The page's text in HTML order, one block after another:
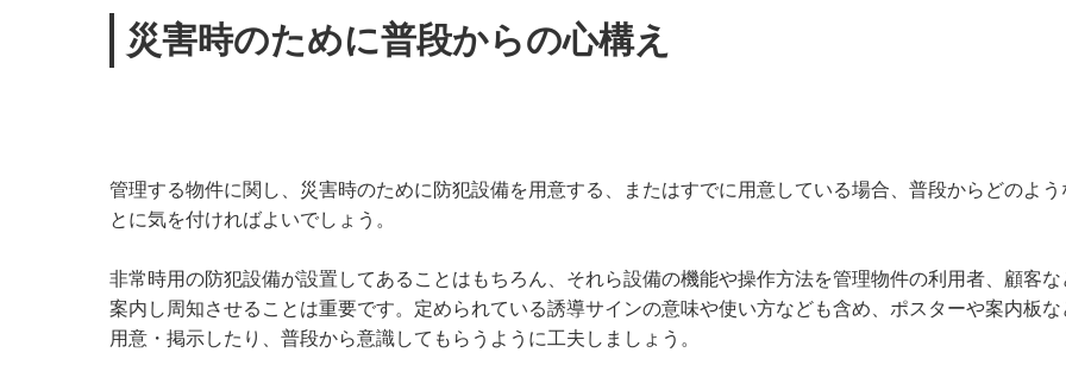
災害時のために普段からの心構え
管理する物件に関し、災害時のために防犯設備を用意する、またはすでに用意している場合、普段からどのよう
とに気を付ければよいでしょう。
非常時用の防犯設備が設置してあることはもちろん、それら設備の機能や操作方法を管理物件の利用者、顧客な
案内し周知させることは重要です。定められている誘導サインの意味や使い方なども含め、ポスターや案内板な
用意・掲示したり、普段から意識してもらうように工夫しましょう。